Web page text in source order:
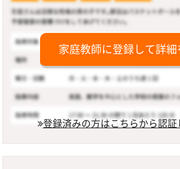
家庭教師に登録して詳細
登録済みの方はこちらから認証